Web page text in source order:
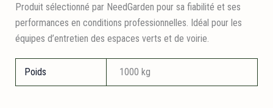
Produit sélectionné par NeedGarden pour sa fiabilité et ses
performances en conditions professionnelles. Idéal pour les
équipes d’entretien des espaces verts et de voirie.
Poids 1000 kg